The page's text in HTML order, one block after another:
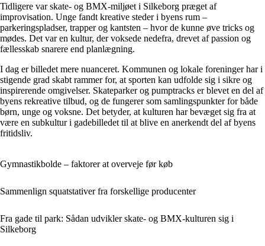
Tidligere var skate- og BMX-miljøet i Silkeborg præget af
improvisation. Unge fandt kreative steder i byens rum –
parkeringspladser, trapper og kantsten – hvor de kunne øve tricks og
mødes. Det var en kultur, der voksede nedefra, drevet af passion og
fællesskab snarere end planlægning.
I dag er billedet mere nuanceret. Kommunen og lokale foreninger har i
stigende grad skabt rammer for, at sporten kan udfolde sig i sikre og
inspirerende omgivelser. Skateparker og pumptracks er blevet en del af
byens rekreative tilbud, og de fungerer som samlingspunkter for både
børn, unge og voksne. Det betyder, at kulturen har bevæget sig fra at
være en subkultur i gadebilledet til at blive en anerkendt del af byens
fritidsliv.
Gymnastikbolde – faktorer at overveje før køb
Sammenlign squatstativer fra forskellige producenter
Fra gade til park: Sådan udvikler skate- og BMX-kulturen sig i
Silkeborg